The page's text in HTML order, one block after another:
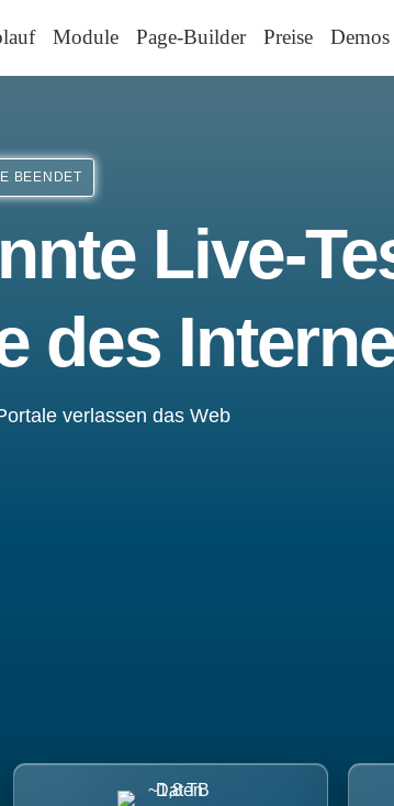
Module Page-Builder Preise Demos
BEENDET
Live-
des
verlassen das Web